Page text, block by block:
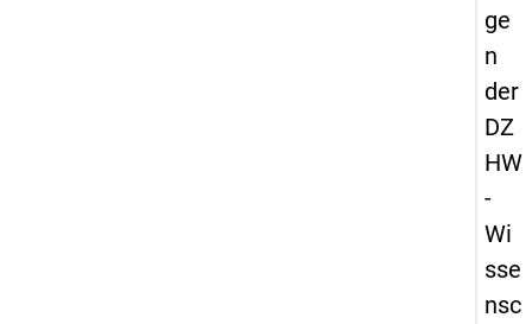
ge
n
der
DZ
HW
-
Wi
sse
nsc